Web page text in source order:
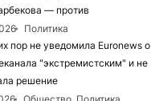
— против
Политика
пор не уведомила Euronews о
"экстремистским" и не
решение